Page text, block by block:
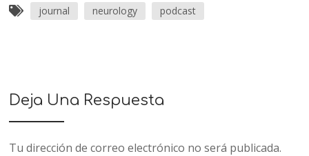
journal neurology podcast
Deja Una Respuesta
Tu dirección de correo electrónico no será publicada.